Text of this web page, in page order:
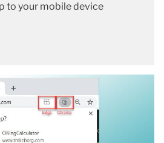
to your mobile device